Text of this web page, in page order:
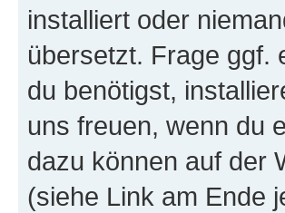
installiert oder
übersetzt. Frage ggf.
du benötigst,
uns freuen, wenn du
dazu können auf der
(siehe Link am Ende